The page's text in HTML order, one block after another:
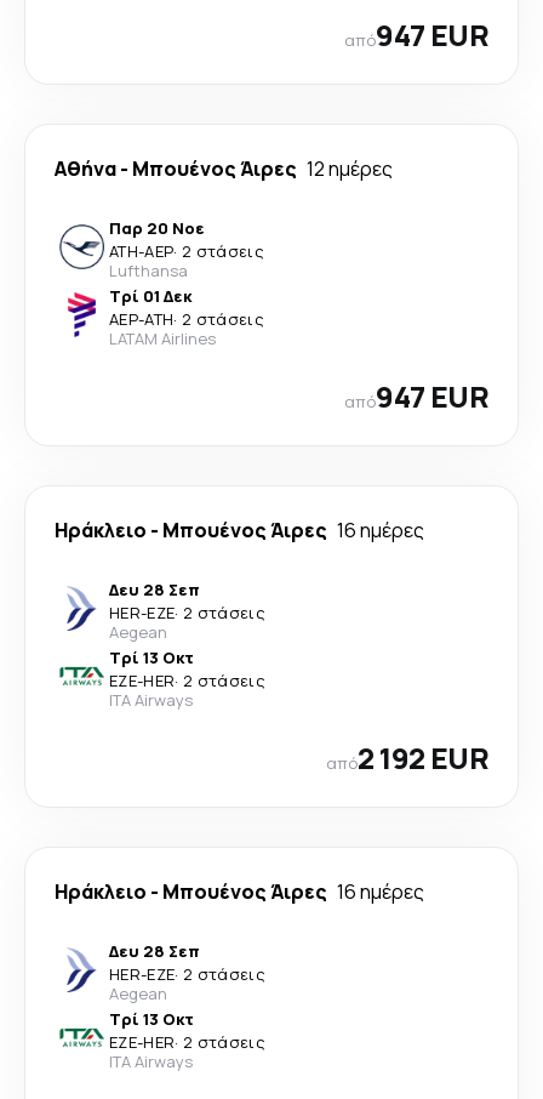
από947 EUR
Αθήνα- Μπουένος Άιρες 12 ημέρες
Παρ 20 Νοε
ATH-AEP· 2 στάσεις
Lufthansa
Τρί 01 Δεκ
AEP-ATH· 2 στάσεις
LATAM Airlines
από947 EUR
Ηράκλειο - Μπουένος Άιρες 16 ημέρες
Δευ 28 Σεπ
HER-EZE· 2 στάσεις
Aegean
Τρί 13 Οκτ
EZE-HER· 2 στάσεις
ITA Airways
από2 192 EUR
Ηράκλειο - Μπουένος Άιρες 16 ημέρες
Δευ 28 Σεπ
HER-EZE· 2 στάσεις
Aegean
Τρί 13 Οκτ
EZE-HER· 2 στάσεις
ITA Airways